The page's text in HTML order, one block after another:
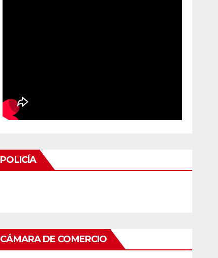
POLICÍA
CÁMARA DE COMERCIO